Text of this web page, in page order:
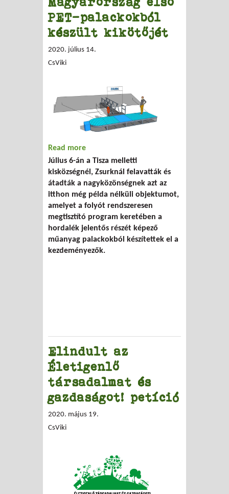
PET-palackokból
készült kikötőjét
2020. július 14.
CsViki
Read more
palackokból készült kikötőjét
Július 6-án a Tisza melletti
kisközségnél, Zsurknál felavatták és
átadták a nagyközönségnek azt az
itthon még példa nélküli objektumot,
amelyet a folyót rendszeresen
megtisztító program keretében a
hordalék jelentős részét képező
műanyag palackokból készítettek el a
kezdeményezők.
Elindult az
Életigenlő
társadalmat és
gazdaságot! petíció
2020. május 19.
CsViki